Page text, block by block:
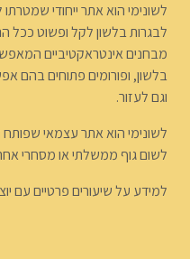
לשונימי הוא אתר ייחודי
לבגרות בלשון לקל ופשוט ככל
מבחנים אינטראקטיביים
בלשון, ופורומים פתוחים בהם
וגם לעזור.
לשונימי הוא אתר עצמאי שפותח
לשום גוף ממשלתי או מסחרי
למידע על שיעורים פרטיים עם